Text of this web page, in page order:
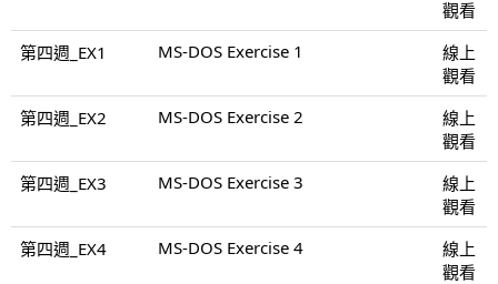
觀看
第四週_EX1
MS-DOS Exercise 1
線上
觀看
第四週_EX2
MS-DOS Exercise 2
線上
觀看
第四週_EX3
MS-DOS Exercise 3
線上
觀看
第四週_EX4
MS-DOS Exercise 4
線上
觀看